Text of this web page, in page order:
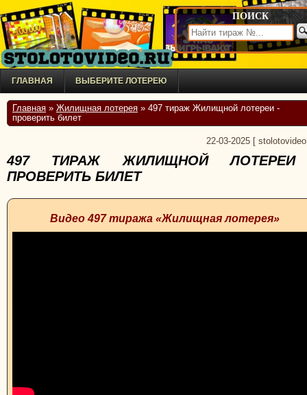
ПОИСК
ГЛАВНАЯ ВЫБЕРИТЕ ЛОТЕРЕЮ
Главная » Жилищная лотерея » 497 тираж Жилищной лотереи -
проверить билет
22-03-2025
497 ТИРАЖ ЖИЛИЩНОЙ
ПРОВЕРИТЬ БИЛЕТ
Видео 497 тиража «Жилищная лотерея»